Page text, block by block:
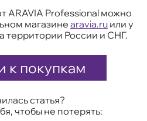
ARAVIA Professional можно
магазине aravia.ru или у
территории России и СНГ.
к покупкам
статья?
чтобы не потерять: